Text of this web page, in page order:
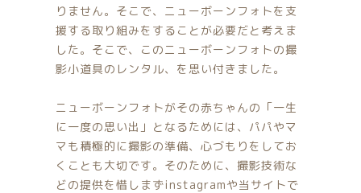
りません。そこで、ニューボーンフォトを支
援する取り組みをすることが必要だと考えま
した。そこで、このニューボーンフォトの撮
影小道具のレンタル、を思い付きました。
ニューボーンフォトがその赤ちゃんの「一生
に一度の思い出」となるためには、パパやマ
マも積極的に撮影の準備、心づもりをしてお
くことも大切です。そのために、撮影技術な
どの提供を惜しまずinstagramや当サイトで